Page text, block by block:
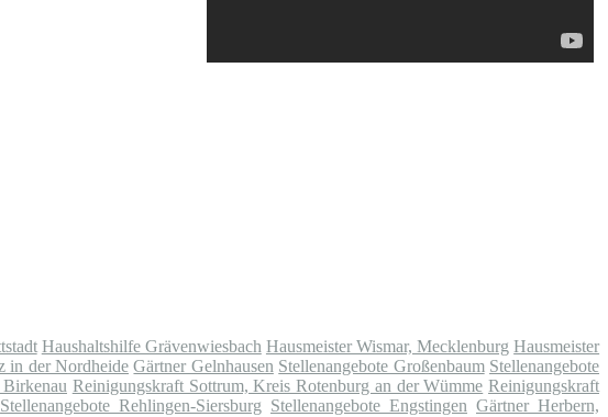
Haushaltshilfe Grävenwiesbach Hausmeister Wismar, Mecklenburg Hausmeister
in der Nordheide Gärtner Gelnhausen Stellenangebote Großenbaum Stellenangebote
Birkenau Reinigungskraft Sottrum, Kreis Rotenburg an der Wümme Reinigungskraft
Stellenangebote Rehlingen-Siersburg Stellenangebote Engstingen Gärtner Herbern,